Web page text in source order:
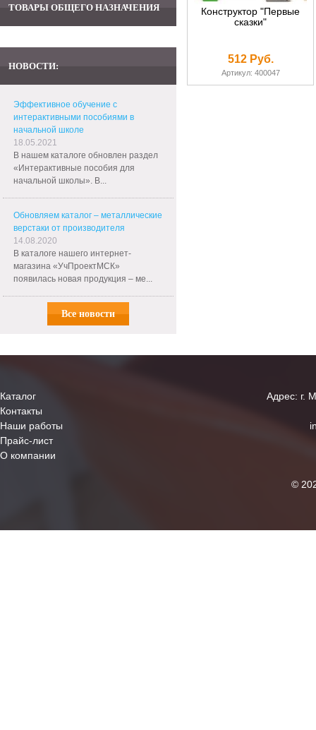
ТОВАРЫ ОБЩЕГО НАЗНАЧЕНИЯ
НОВОСТИ:
Эффективное обучение с
интерактивными пособиями в
начальной школе
18.05.2021
В нашем каталоге обновлен раздел
«Интерактивные пособия для
начальной школы». В...
Обновляем каталог – металлические
верстаки от производителя
14.08.2020
В каталоге нашего интернет-
магазина «УчПроектМСК»
появилась новая продукция – ме...
Все новости
Конструктор "Первые
сказки"
512 Руб.
Артикул: 400047
Каталог
Контакты
Наши работы
Прайс-лист
О компании
Адрес: г.
©